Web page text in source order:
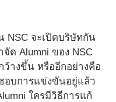
NSC จะเปิดบริษัทกัน
ด Alumni ของ NSC
ว้างขึ้น หรืออีกอย่างคือ
อบการแข่งขันอยู่แล้ว
ใครมีวิธีการแก้